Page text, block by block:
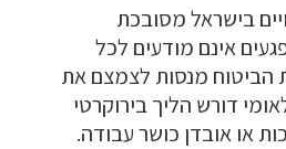
בישראל מסובכת
אינם מודעים לכל
הביטוח מנסות לצמצם את
דורש הליך בירוקרטי
או אובדן כושר עבודה.